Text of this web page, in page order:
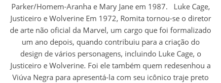
Parker/Homem-Aranha e Mary Jane em 1987. Luke Cage,
Justiceiro e Wolverine Em 1972, Romita tornou-se o diretor
de arte não oficial da Marvel, um cargo que foi formalizado
um ano depois, quando contribuiu para a criação do
design de vários personagens, incluindo Luke Cage, o
Justiceiro e Wolverine. Foi ele também quem redesenhou a
Viúva Negra para apresentá-la com seu icônico traje preto